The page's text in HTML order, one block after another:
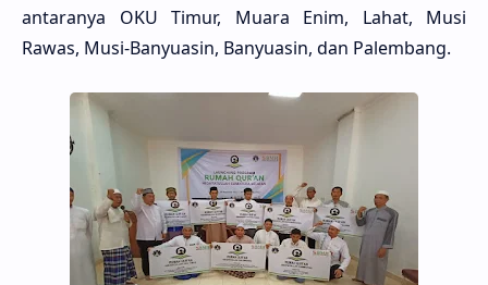
antaranya OKU Timur, Muara Enim, Lahat, Musi
Rawas, Musi-Banyuasin, Banyuasin, dan Palembang.